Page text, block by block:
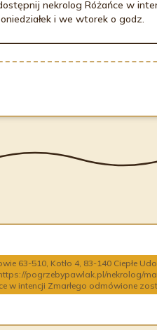
nekrolog Różańce w
i we wtorek o godz.
63-510, Kotło 4, 83-140 Ciepłe
pogrzebypawlak.pl/nekrolog/
w intencji Zmarłego odmówione